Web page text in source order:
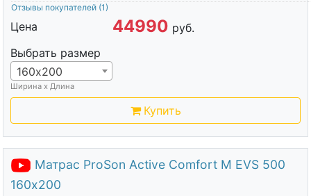
Отзывы покупателей (1)
Цена 44990 руб.
Выбрать размер
160х200
Ширина х Длина
Купить
Матрас ProSon Active Comfort M EVS 500
160х200